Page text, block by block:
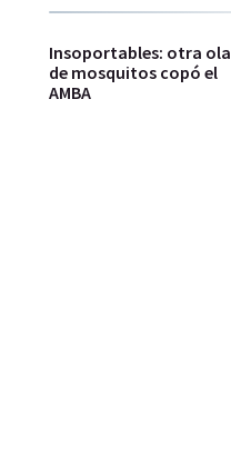
Insoportables: otra ola
de mosquitos copó el
AMBA